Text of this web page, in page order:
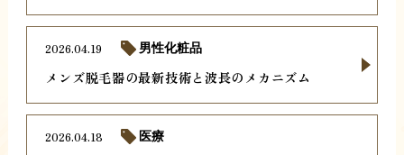
メンズ脱毛器の最新技術と波長のメカニズム
2026.04.19 男性化粧品
2026.04.18 医療